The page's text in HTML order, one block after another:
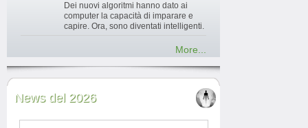
Dei nuovi algoritmi hanno dato ai
computer la capacità di imparare e
capire. Ora, sono diventati intelligenti.
More...
News del 2026